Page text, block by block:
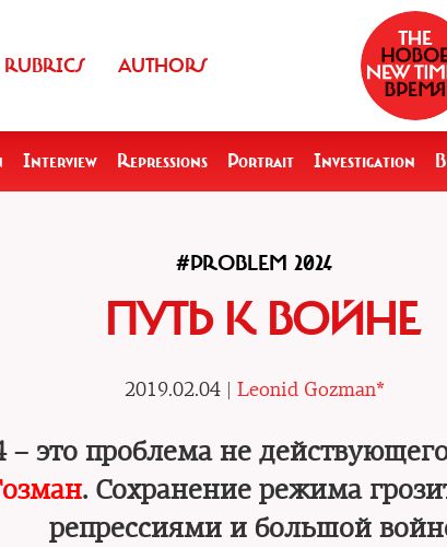
RUBRICS AUTHORS
Interview Repressions Portrait Investigation
#PROBLEM 2024
ПУТЬ К ВОЙНЕ
2019.02.04 | Leonid Gozman*
это проблема не
. Сохранение режима
репрессиями и большой